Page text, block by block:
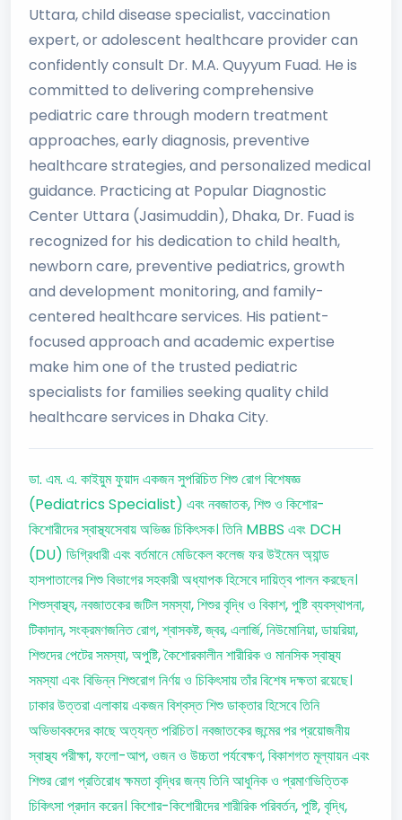
Uttara, child disease specialist, vaccination
expert, or adolescent healthcare provider can
confidently consult Dr. M.A. Quyyum Fuad. He is
committed to delivering comprehensive
pediatric care through modern treatment
approaches, early diagnosis, preventive
healthcare strategies, and personalized medical
guidance. Practicing at Popular Diagnostic
Center Uttara (Jasimuddin), Dhaka, Dr. Fuad is
recognized for his dedication to child health,
newborn care, preventive pediatrics, growth
and development monitoring, and family-
centered healthcare services. His patient-
focused approach and academic expertise
make him one of the trusted pediatric
specialists for families seeking quality child
healthcare services in Dhaka City.
ডা. এম. এ. কাইয়ুম ফুয়াদ একজন সুপরিচিত শিশু রোগ বিশেষজ্ঞ
(Pediatrics Specialist) এবং নবজাতক, শিশু ও কিশোর-
কিশোরীদের স্বাস্থ্যসেবায় অভিজ্ঞ চিকিৎসক। তিনি MBBS এবং DCH
(DU) ডিগ্রিধারী এবং বর্তমানে মেডিকেল কলেজ ফর উইমেন অ্যান্ড
হাসপাতালের শিশু বিভাগের সহকারী অধ্যাপক হিসেবে দায়িত্ব পালন করছেন।
শিশুস্বাস্থ্য, নবজাতকের জটিল সমস্যা, শিশুর বৃদ্ধি ও বিকাশ, পুষ্টি ব্যবস্থাপনা,
টিকাদান, সংক্রমণজনিত রোগ, শ্বাসকষ্ট, জ্বর, এলার্জি, নিউমোনিয়া, ডায়রিয়া,
শিশুদের পেটের সমস্যা, অপুষ্টি, কৈশোরকালীন শারীরিক ও মানসিক স্বাস্থ্য
সমস্যা এবং বিভিন্ন শিশুরোগ নির্ণয় ও চিকিৎসায় তাঁর বিশেষ দক্ষতা রয়েছে।
ঢাকার উত্তরা এলাকায় একজন বিশ্বস্ত শিশু ডাক্তার হিসেবে তিনি
অভিভাবকদের কাছে অত্যন্ত পরিচিত। নবজাতকের জন্মের পর প্রয়োজনীয়
স্বাস্থ্য পরীক্ষা, ফলো-আপ, ওজন ও উচ্চতা পর্যবেক্ষণ, বিকাশগত মূল্যায়ন এবং
শিশুর রোগ প্রতিরোধ ক্ষমতা বৃদ্ধির জন্য তিনি আধুনিক ও প্রমাণভিত্তিক
চিকিৎসা প্রদান করেন। কিশোর-কিশোরীদের শারীরিক পরিবর্তন, পুষ্টি, বৃদ্ধি,